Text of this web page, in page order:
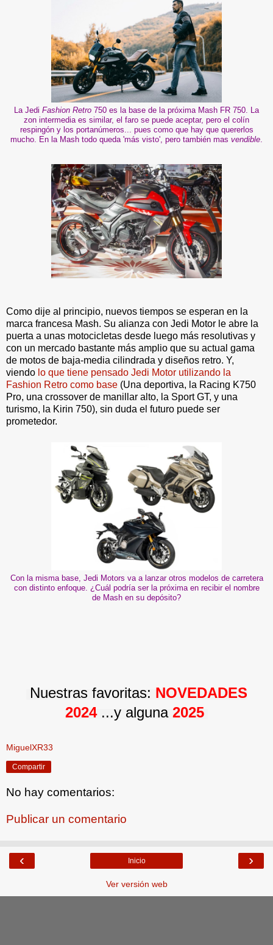
La Jedi Fashion Retro 750 es la base de la próxima Mash FR 750. La
zon intermedia es similar, el faro se puede aceptar, pero el colín
respingón y los portanúmeros... pues como que hay que quererlos
mucho. En la Mash todo queda 'más visto', pero también mas vendible
Como dije al principio, nuevos tiempos se esperan en la
marca francesa Mash. Su alianza con Jedi Motor le abre la
puerta a unas motocicletas desde luego más resolutivas y
con un mercado bastante más amplio que su actual gama
de motos de baja-media cilindrada y diseños retro. Y,
viendo lo que tiene pensado Jedi Motor utilizando la
Fashion Retro como base (Una deportiva, la Racing K750
Pro, una crossover de manillar alto, la Sport GT, y una
turismo, la Kirin 750), sin duda el futuro puede ser
prometedor.
Con la misma base, Jedi Motors va a lanzar otros modelos de carretera
con distinto enfoque. ¿Cuál podría ser la próxima en recibir el nombre
de Mash en su depósito?
Nuestras favoritas: NOVEDADES
2024 ...y alguna 2025
MiguelXR33
Compartir
No hay comentarios:
Publicar un comentario
‹ ›
Inicio
Ver versión web